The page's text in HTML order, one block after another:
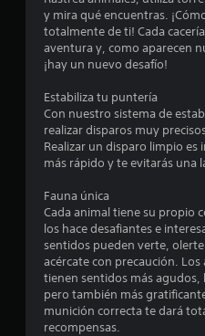
y mira qué encuentras.
totalmente de ti! Cada
aventura y, como aparecen
¡hay un nuevo desafío!
Estabiliza tu puntería
Con nuestro sistema de
realizar disparos muy
Realizar un disparo limpio
más rápido y te evitarás una
Fauna única
Cada animal tiene su propio
los hace desafiantes e
sentidos pueden verte,
acércate con precaución.
tienen sentidos más agudos,
pero también más
munición correcta te dará
recompensas.